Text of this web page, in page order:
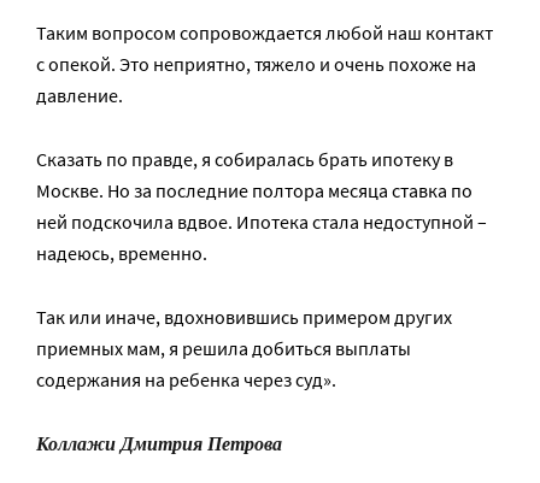
Таким вопросом сопровождается любой наш контакт
с опекой. Это неприятно, тяжело и очень похоже на
давление.
Сказать по правде, я собиралась брать ипотеку в
Москве. Но за последние полтора месяца ставка по
ней подскочила вдвое. Ипотека стала недоступной –
надеюсь, временно.
Так или иначе, вдохновившись примером других
приемных мам, я решила добиться выплаты
содержания на ребенка через суд».
Коллажи Дмитрия Петрова